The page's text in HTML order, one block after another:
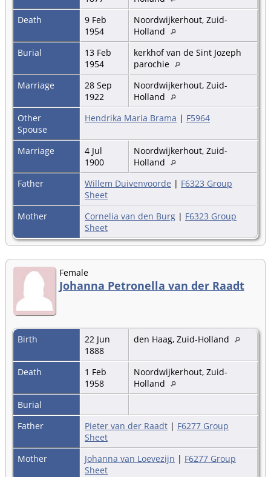
Death
9 Feb
1954
Noordwijkerhout, Zuid-
Holland
Burial
13 Feb
1954
kerkhof van de Sint Jozeph
parochie
Marriage
28 Sep
1922
Noordwijkerhout, Zuid-
Holland
Other
Spouse
Hendrika Maria Brama | F5964
Marriage
4 Jul
1900
Noordwijkerhout, Zuid-
Holland
Father
Willem Duivenvoorde | F6323 Group
Sheet
Mother
Cornelia van den Burg | F6323 Group
Sheet
Female
Johanna Petronella van der Raadt
Birth
22 Jun
1888
den Haag, Zuid-Holland
Death
1 Feb
1958
Noordwijkerhout, Zuid-
Holland
Burial
Father
Pieter van der Raadt | F6277 Group
Sheet
Mother
Johanna van Loevezijn | F6277 Group
Sheet